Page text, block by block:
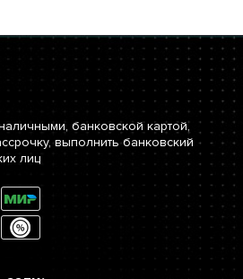
банковской картой,
выполнить банковский
лиц